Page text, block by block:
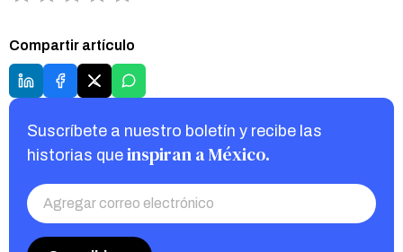
Compartir artículo
Suscríbete a nuestro boletín y recibe las
historias que inspiran a México.